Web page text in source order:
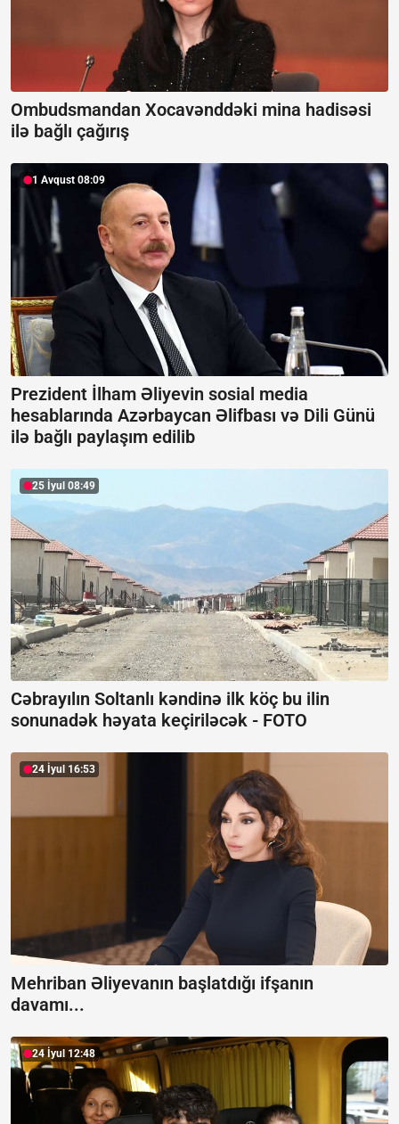
Ombudsmandan Xocavənddəki mina hadisəsi
ilə bağlı çağırış
1 Avqust 08:09
Prezident İlham Əliyevin sosial media
hesablarında Azərbaycan Əlifbası və Dili Günü
ilə bağlı paylaşım edilib
25 İyul 08:49
Cəbrayılın Soltanlı kəndinə ilk köç bu ilin
sonunadək həyata keçiriləcək - FOTO
24 İyul 16:53
Mehriban Əliyevanın başlatdığı ifşanın
davamı...
24 İyul 12:48